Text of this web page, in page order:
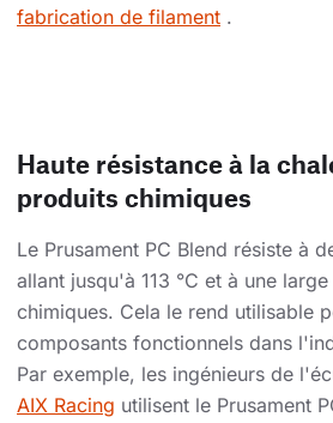
fabrication de filament .
Haute résistance à la
produits chimiques
Le Prusament PC Blend résiste à
allant jusqu'à 113 °C et à une
chimiques. Cela le rend utilisable
composants fonctionnels dans
Par exemple, les ingénieurs de
AIX Racing utilisent le Prusament